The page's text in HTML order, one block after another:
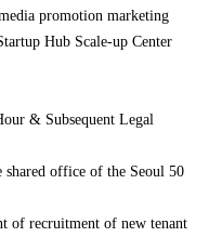
promotion marketing
Hub Scale-up Center
& Subsequent Legal
shared office of the Seoul 50
of recruitment of new tenant